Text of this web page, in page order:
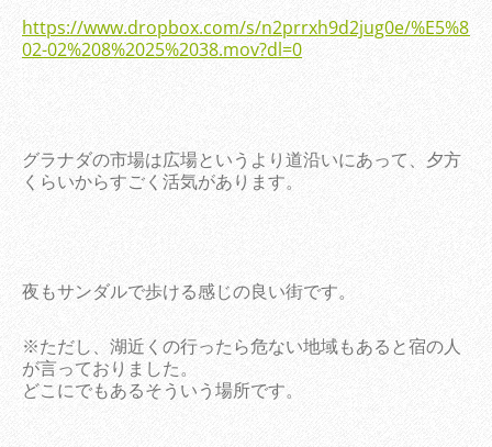
https://www.dropbox.com/s/n2prrxh9d2jug0e/
02-02%208%2025%2038.mov?dl=0
グラナダの市場は広場というより道沿いにあって、夕方
くらいからすごく活気があります。
夜もサンダルで歩ける感じの良い街です。
※ただし、湖近くの行ったら危ない地域もあると宿の人
が言っておりました。
どこにでもあるそういう場所です。